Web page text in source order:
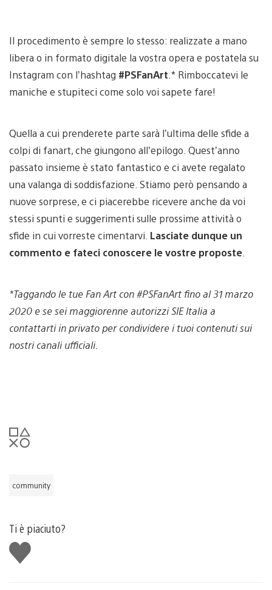
Il procedimento è sempre lo stesso: realizzate a mano
libera o in formato digitale la vostra opera e postatela su
Instagram con l’hashtag #PSFanArt .* Rimboccatevi le
maniche e stupiteci come solo voi sapete fare!
Quella a cui prenderete parte sarà l’ultima delle sfide a
colpi di fanart, che giungono all’epilogo. Quest’anno
passato insieme è stato fantastico e ci avete regalato
una valanga di soddisfazione. Stiamo però pensando a
nuove sorprese, e ci piacerebbe ricevere anche da voi
stessi spunti e suggerimenti sulle prossime attività o
sfide in cui vorreste cimentarvi. Lasciate dunque un
commento e fateci conoscere le vostre proposte
*Taggando le tue Fan Art con #PSFanArt fino al 31 marzo
2020 e se sei maggiorenne autorizzi SIE Italia a
contattarti in privato per condividere i tuoi contenuti sui
nostri canali ufficiali.
community
Ti è piaciuto?
Mi
piace